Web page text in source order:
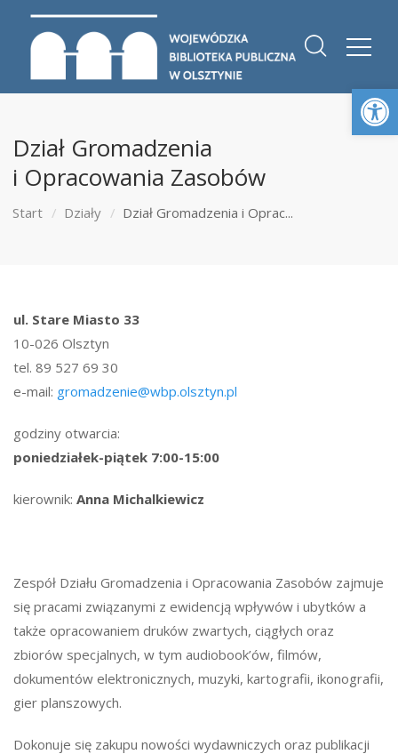
Dział Gromadzenia
i Opracowania Zasobów
Start Działy Dział Gromadzenia i Oprac...
ul. Stare Miasto 33
10-026 Olsztyn
tel. 89 527 69 30
e-mail: gromadzenie@wbp.olsztyn.pl
godziny otwarcia:
poniedziałek-piątek 7:00-15:00
kierownik: Anna Michalkiewicz
Zespół Działu Gromadzenia i Opracowania Zasobów zajmuje
się pracami związanymi z ewidencją wpływów i ubytków a
także opracowaniem druków zwartych, ciągłych oraz
zbiorów specjalnych, w tym audiobook’ów, filmów,
dokumentów elektronicznych, muzyki, kartografii, ikonografii,
gier planszowych.
Dokonuje się zakupu nowości wydawniczych oraz publikacji